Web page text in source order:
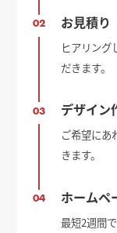
02 お見積り
ヒアリング
だきます。
03 デザイン
ご希望にあ
きます。
04 ホームペ
最短2週間